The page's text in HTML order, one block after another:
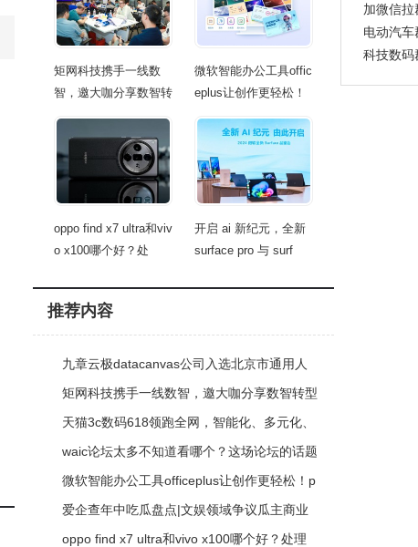
矩网科技携手一线数
智，邀大咖分享数智转
微软智能办公工具offic
eplus让创作更轻松！
oppo find x7 ultra和viv
o x100哪个好？处
开启 ai 新纪元，全新
surface pro 与 surf
推荐内容
九章云极datacanvas公司入选北京市通用人
工智能产业创新伙伴计划
矩网科技携手一线数智，邀大咖分享数智转型
经验
天猫3c数码618领跑全网，智能化、多元化、
个性化成消费趋势
waic论坛太多不知道看哪个？这场论坛的话题
价值上百亿
微软智能办公工具officeplus让创作更轻松！p
pt/word/excel三端齐享！
爱企查年中吃瓜盘点|文娱领域争议瓜主商业
版图「特别版」
oppo find x7 ultra和vivo x100哪个好？处理
加微信拉
电动汽车
科技数码